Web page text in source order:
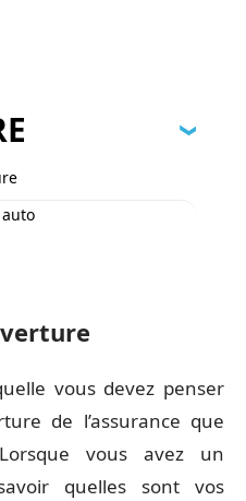
auto
vous devez penser
de l’assurance que
vous avez un
quelles sont vos